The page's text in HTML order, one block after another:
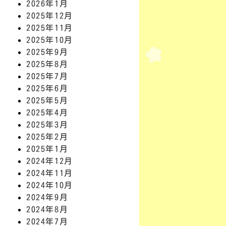
2026年1月
2025年12月
2025年11月
2025年10月
2025年9月
2025年8月
2025年7月
2025年6月
2025年5月
2025年4月
2025年3月
2025年2月
2025年1月
2024年12月
2024年11月
2024年10月
2024年9月
2024年8月
2024年7月